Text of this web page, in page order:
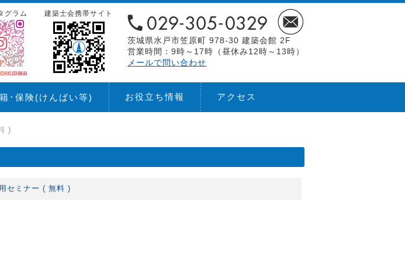
茨城県水戸市笠原町 978-30 建築会館 2F
営業時間：9時～17時（昼休み12時～13時）
メールで問い合わせ
建築士会携帯サイト
グラム
･保険(けんばい等) お役立ち情報 アクセス
)
セミナー ( 無料 )